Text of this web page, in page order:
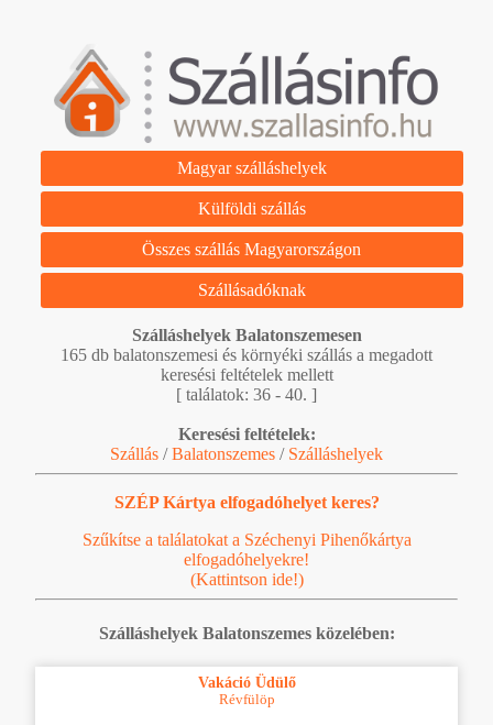
Magyar szálláshelyek
Külföldi szállás
Összes szállás Magyarországon
Szállásadóknak
Szálláshelyek Balatonszemesen
165 db balatonszemesi és környéki szállás a megadott
keresési feltételek mellett
[ találatok: 36 - 40. ]
Keresési feltételek:
Szállás /Balatonszemes / Szálláshelyek
SZÉP Kártya elfogadóhelyet keres?
Szűkítse a találatokat a Széchenyi Pihenőkártya
elfogadóhelyekre!
(Kattintson ide!)
Szálláshelyek Balatonszemes közelében:
Vakáció Üdülő
Révfülöp